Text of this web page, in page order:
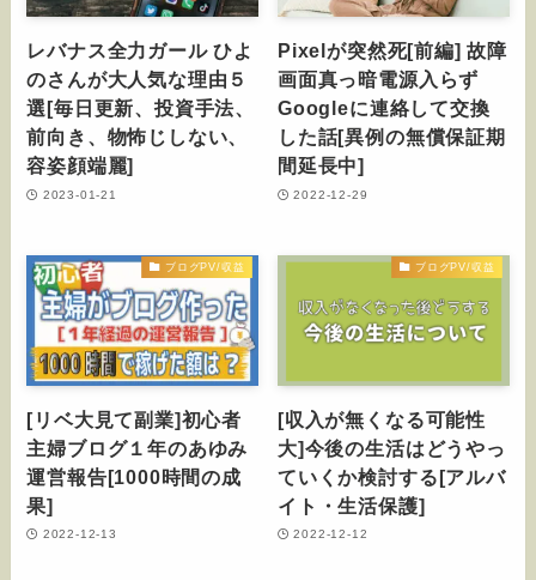
レバナス全力ガール ひよ
のさんが大人気な理由５
選[毎日更新、投資手法、
前向き、物怖じしない、
容姿顔端麗]
2023-01-21
Pixelが突然死[前編] 故障
画面真っ暗電源入らず
Googleに連絡して交換
した話[異例の無償保証期
間延長中]
2022-12-29
ブログPV/収益
[リベ大見て副業]初心者
主婦ブログ１年のあゆみ
運営報告[1000時間の成
果]
2022-12-13
ブログPV/収益
[収入が無くなる可能性
大]今後の生活はどうやっ
ていくか検討する[アルバ
イト・生活保護]
2022-12-12